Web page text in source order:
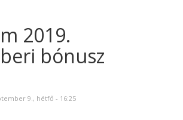
2019.
bónusz
9., hétfő - 16:25